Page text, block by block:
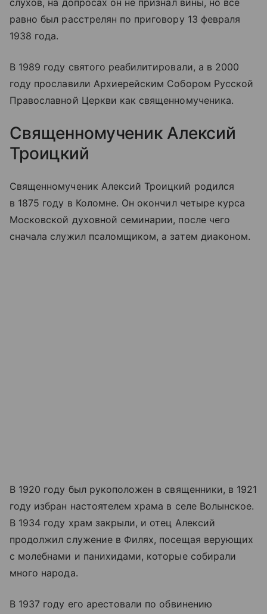
слухов, на допросах он не признал вины, но все
равно был расстрелян по приговору 13 февраля
1938 года.
В 1989 году святого реабилитировали, а в 2000
году прославили Архиерейским Собором Русской
Православной Церкви как священномученика.
Священномученик Алексий
Троицкий
Священномученик Алексий Троицкий родился
в 1875 году в Коломне. Он окончил четыре курса
Московской духовной семинарии, после чего
сначала служил псаломщиком, а затем диаконом.
В 1920 году был рукоположен в священники, в 1921
году избран настоятелем храма в селе Волынское.
В 1934 году храм закрыли, и отец Алексий
продолжил служение в Филях, посещая верующих
с молебнами и панихидами, которые собирали
много народа.
В 1937 году его арестовали по обвинению